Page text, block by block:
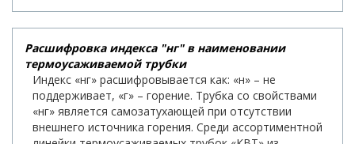
Расшифровка индекса "нг" в наименовании
термоусаживаемой трубки
Индекс «нг» расшифровывается как: «н» – не
поддерживает, «г» – горение. Трубка со свойствами
«нг» является самозатухающей при отсутствии
внешнего источника горения. Среди ассортиментной